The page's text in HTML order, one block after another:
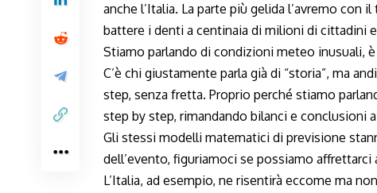
anche l’Italia. La parte più gelida l’avremo con
battere i denti a centinaia di milioni di cittadini
Stiamo parlando di condizioni meteo inusuali,
C’è chi giustamente parla già di “storia”, ma
step, senza fretta. Proprio perché stiamo
step by step, rimandando bilanci e conclusioni
Gli stessi modelli matematici di previsione
dell’evento, figuriamoci se possiamo affrettarci
L’Italia, ad esempio, ne risentirà eccome ma